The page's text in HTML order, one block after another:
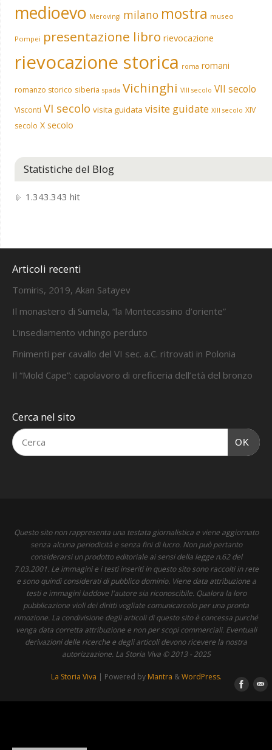
medioevo Merovingi milano mostra museo
Pompei presentazione libro rievocazione
rievocazione storica roma romani
romanzo storico siberia spada Vichinghi VIII secolo VII secolo
Visconti VI secolo visita guidata visite guidate XIII secolo XIV
secolo X secolo
Statistiche del Blog
1.343.343 hit
Articoli recenti
Tomiris, 2019, Akan Satayev
Il monastero di Sumela, “la Montecassino d’oriente”
L’insediamento vichingo perduto
Finimenti per cavallo del VI sec. a.C. ritrovati in Polonia
Il “Mold Cape”: capolavoro di oreficeria dell’età del bronzo
Cerca nel sito
OK
Questo sito non rappresenta una testata giornalistica e viene aggiornato
senza alcuna periodicità e senza fini di lucro. Non può pertanto
considerarsi un prodotto editoriale ai sensi della legge n.62 del
7.03.2001. Le immagini e i testi inseriti in questo sito sono raccolti in rete
e sono quindi considerati di pubblico dominio. Viene data attribuzione a
testi e immagini laddove l'autore sia riconoscibile. Qualora la loro
pubblicazione violi dei diritti vogliate comunicarcelo per una pronta
rimozione. La condivisione degli articoli di questo sito è concessa purché
venga data corretta attribuzione e non per scopi commerciali. Eventuali
derivazioni delle ricerche e degli articoli devono ricevere la nostra
autorizzazione. La Storia Viva © 2013 - 2025
La Storia Viva | Powered by Mantra &WordPress.